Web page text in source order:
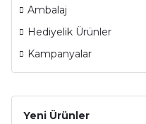
Ambalaj
Hediyelik Ürünler
Kampanyalar
Yeni Ürünler